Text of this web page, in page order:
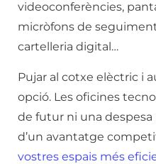
videoconferències,
micròfons de
cartelleria digital…
Pujar al cotxe elèctric i
opció. Les oficines
de futur ni una despesa
d’un avantatge
vostres espais més